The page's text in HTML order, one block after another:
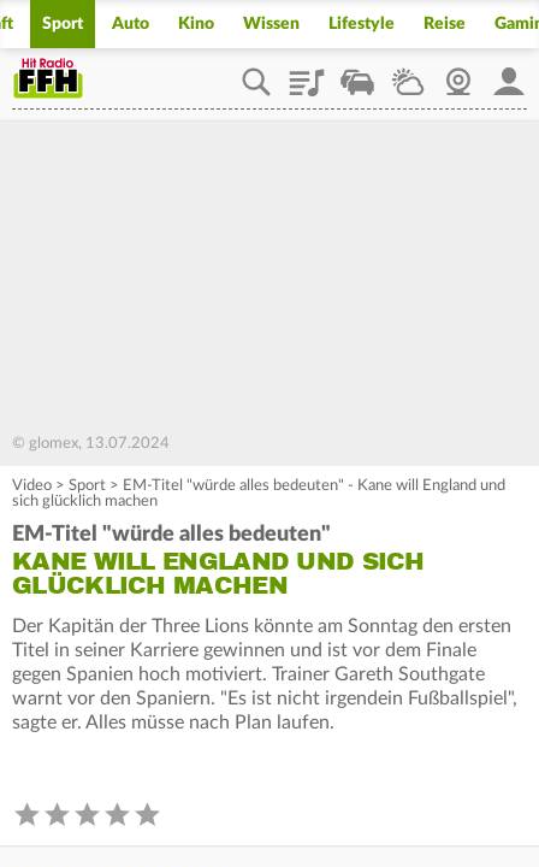
Sport Auto Kino Wissen Lifestyle Reise
PlaylistStaupilotWetterWebcam
© glomex, 13.07.2024
Video > Sport > EM-Titel "würde alles bedeuten" - Kane will England und
sich glücklich machen
EM-Titel "würde alles bedeuten"
KANE WILL ENGLAND UND SICH
GLÜCKLICH MACHEN
Der Kapitän der Three Lions könnte am Sonntag den ersten
Titel in seiner Karriere gewinnen und ist vor dem Finale
gegen Spanien hoch motiviert. Trainer Gareth Southgate
warnt vor den Spaniern. "Es ist nicht irgendein Fußballspiel",
sagte er. Alles müsse nach Plan laufen.